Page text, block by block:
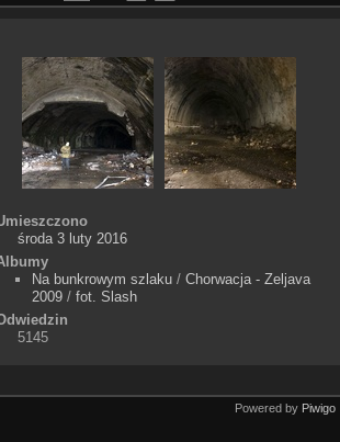
środa 3 luty 2016
Na bunkrowym szlaku/ Chorwacja - Zeljava
2009/ fot. Slash
5145
Powered by Piwigo